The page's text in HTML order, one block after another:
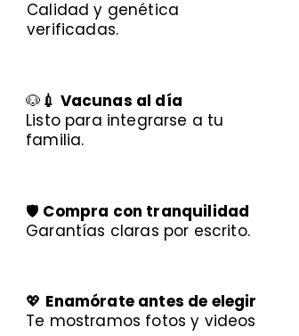
Calidad y genética
verificadas.
🐶 💉 Vacunas al día
Listo para integrarse a tu
familia.
🛡️ Compra con tranquilidad
Garantías claras por escrito.
💖 Enamórate antes de elegir
Te mostramos fotos y videos